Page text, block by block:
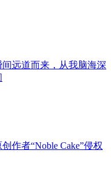
远道而来，从我脑海深
作者“Noble Cake”侵权